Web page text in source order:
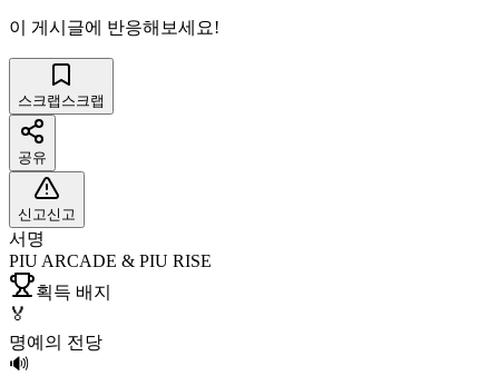
이 게시글에 반응해보세요!
스크랩 스크랩
공유
신고신고
서명
PIU ARCADE & PIU RISE
획득 배지
🏅
명예의 전당
🔊